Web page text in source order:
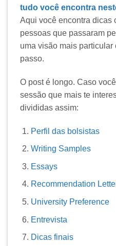
tudo você encontra
Aqui você encontra dicas
pessoas que passaram
uma visão mais particular
passo.
O post é longo. Caso
sessão que mais te
divididas assim:
Perfil das bolsistas
Writing Samples
Essays
Recommendation
University Preference
Entrevista
Dicas finais